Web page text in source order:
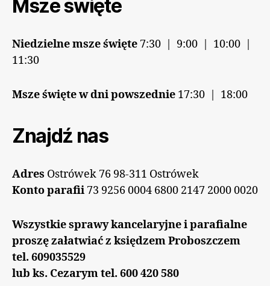
Msze święte
Niedzielne msze święte 7:30 | 9:00 | 10:00 |
11:30
Msze święte w dni powszednie 17:30 | 18:00
Znajdź nas
Adres Ostrówek 76 98-311 Ostrówek
Konto parafii 73 9256 0004 6800 2147 2000 0020
Wszystkie sprawy kancelaryjne i parafialne
proszę załatwiać z księdzem Proboszczem
tel. 609035529
lub ks. Cezarym tel. 600 420 580